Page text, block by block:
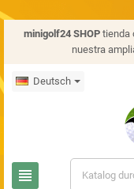
minigolf24 SHOP tienda
nuestra
Deutsch
view_headline